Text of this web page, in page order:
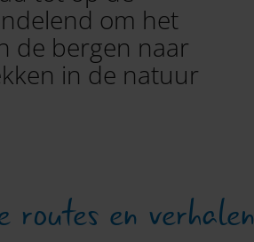
om het
de bergen naar
in de natuur
routes en verhalen